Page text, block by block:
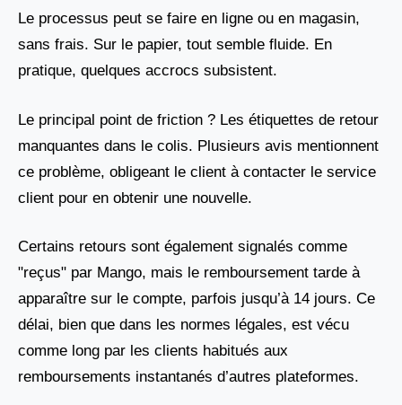
Le processus peut se faire en ligne ou en magasin,
sans frais. Sur le papier, tout semble fluide. En
pratique, quelques accrocs subsistent.
Le principal point de friction ? Les étiquettes de retour
manquantes dans le colis. Plusieurs avis mentionnent
ce problème, obligeant le client à contacter le service
client pour en obtenir une nouvelle.
Certains retours sont également signalés comme
"reçus" par Mango, mais le remboursement tarde à
apparaître sur le compte, parfois jusqu’à 14 jours. Ce
délai, bien que dans les normes légales, est vécu
comme long par les clients habitués aux
remboursements instantanés d’autres plateformes.